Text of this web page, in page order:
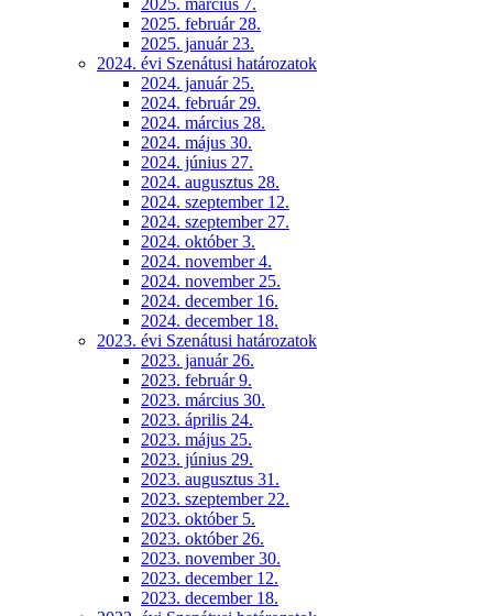
2025. március 7.
2025. február 28.
2025. január 23.
2024. évi Szenátusi határozatok
2024. január 25.
2024. február 29.
2024. március 28.
2024. május 30.
2024. június 27.
2024. augusztus 28.
2024. szeptember 12.
2024. szeptember 27.
2024. október 3.
2024. november 4.
2024. november 25.
2024. december 16.
2024. december 18.
2023. évi Szenátusi határozatok
2023. január 26.
2023. február 9.
2023. március 30.
2023. április 24.
2023. május 25.
2023. június 29.
2023. augusztus 31.
2023. szeptember 22.
2023. október 5.
2023. október 26.
2023. november 30.
2023. december 12.
2023. december 18.